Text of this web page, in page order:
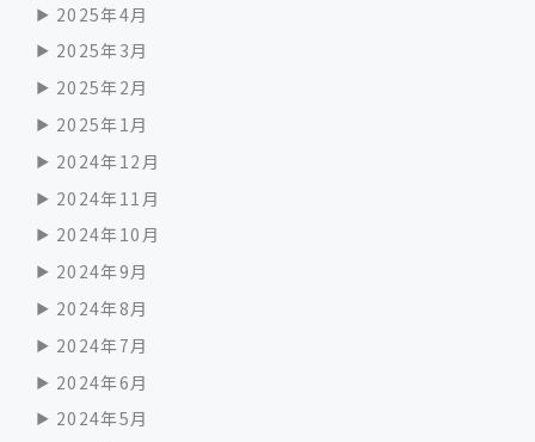
2025年4月
2025年3月
2025年2月
2025年1月
2024年12月
2024年11月
2024年10月
2024年9月
2024年8月
2024年7月
2024年6月
2024年5月